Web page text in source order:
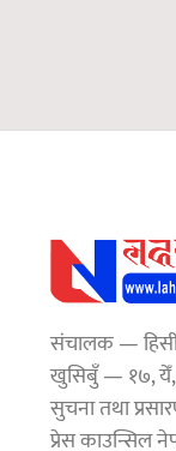
संचालक — हिसी
खुसिबुँ — १७,
सुचना तथा
प्रेस काउन्सिल